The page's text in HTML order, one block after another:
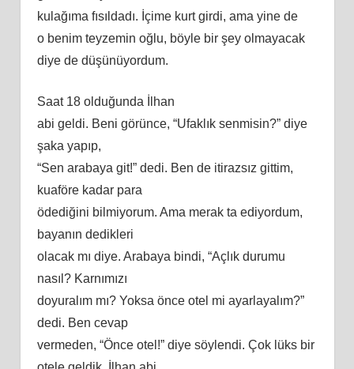
kulağıma fısıldadı. İçime kurt girdi, ama yine de
o benim teyzemin oğlu, böyle bir şey olmayacak
diye de düşünüyordum.
Saat 18 olduğunda İlhan
abi geldi. Beni görünce, “Ufaklık senmisin?” diye
şaka yapıp,
“Sen arabaya git!” dedi. Ben de itirazsız gittim,
kuaföre kadar para
ödediğini bilmiyorum. Ama merak ta ediyordum,
bayanın dedikleri
olacak mı diye. Arabaya bindi, “Açlık durumu
nasıl? Karnımızı
doyuralım mı? Yoksa önce otel mi ayarlayalım?”
dedi. Ben cevap
vermeden, “Önce otel!” diye söylendi. Çok lüks bir